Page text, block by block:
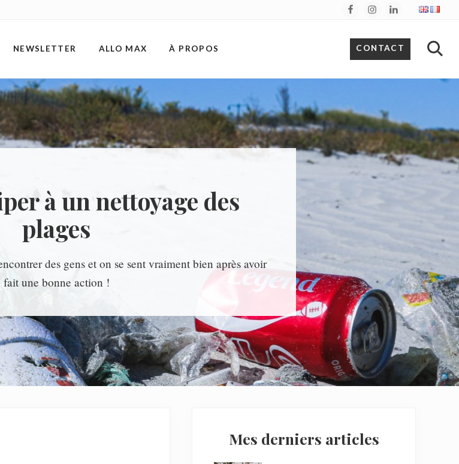
NEWSLETTER ALLO MAX À PROPOS CONTACT
site
à un nettoyage des
plages
des gens et on se sent vraiment bien après avoir
fait une bonne action !
SidebarMes derniers articles